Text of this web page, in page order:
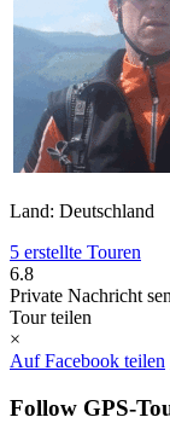
Land: Deutschland
5 erstellte Touren
6.8
Private Nachricht
Tour teilen
×
Auf Facebook teilen
Follow GPS-